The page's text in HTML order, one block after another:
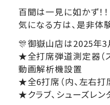
百聞は一見に如かず！！
気になる方は、是非体
🎊御嶽山店は2025年3
★全打席弾道測定器（
動画解析機設置
★全6打席（内、左右打
★クラブ、シューズレ